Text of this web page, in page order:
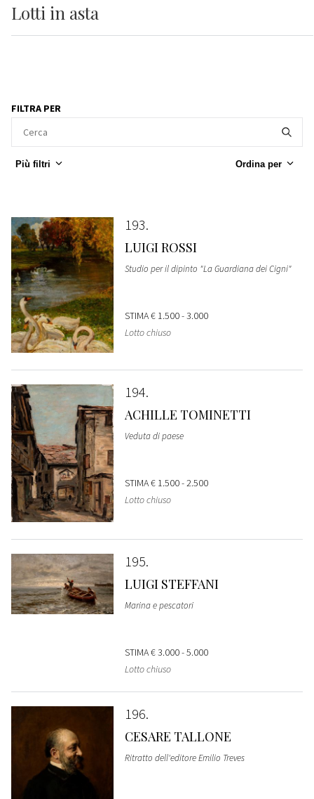
Lotti in asta
FILTRA PER
Più filtri Ordina per
193
LUIGI ROSSI
Studio per il dipinto "La Guardiana dei Cigni"
STIMA€ 1.500 - 3.000
Lotto chiuso
194
ACHILLE TOMINETTI
Veduta di paese
STIMA€ 1.500 - 2.500
Lotto chiuso
195
LUIGI STEFFANI
Marina e pescatori
STIMA€ 3.000 - 5.000
Lotto chiuso
196
CESARE TALLONE
Ritratto dell'editore Emilio Treves